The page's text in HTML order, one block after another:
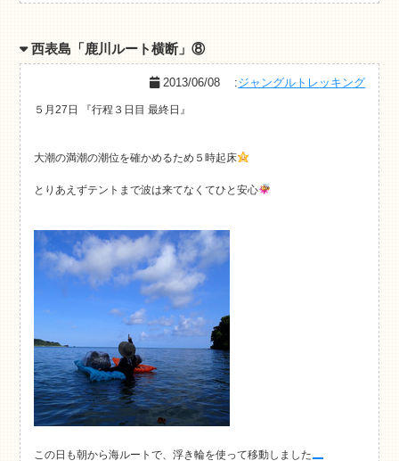
西表島「鹿川ルート横断」⑧
2013/06/08 :ジャングルトレッキング
５月27日 『行程３日目 最終日』
大潮の満潮の潮位を確かめるため５時起床
とりあえずテントまで波は来てなくてひと安心
この日も朝から海ルートで、浮き輪を使って移動しました